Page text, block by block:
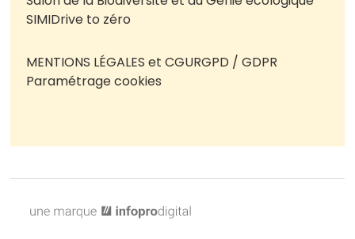
SIMIDrive to zéro
MENTIONS LÉGALES et CGURGPD / GDPR
Paramétrage cookies